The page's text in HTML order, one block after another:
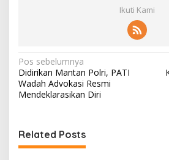
Ikuti Kami
N
a
v
g
a
Pos sebelumnya
Didirikan Mantan Polri, PATI
Wadah Advokasi Resmi
Mendeklarasikan Diri
Related Posts